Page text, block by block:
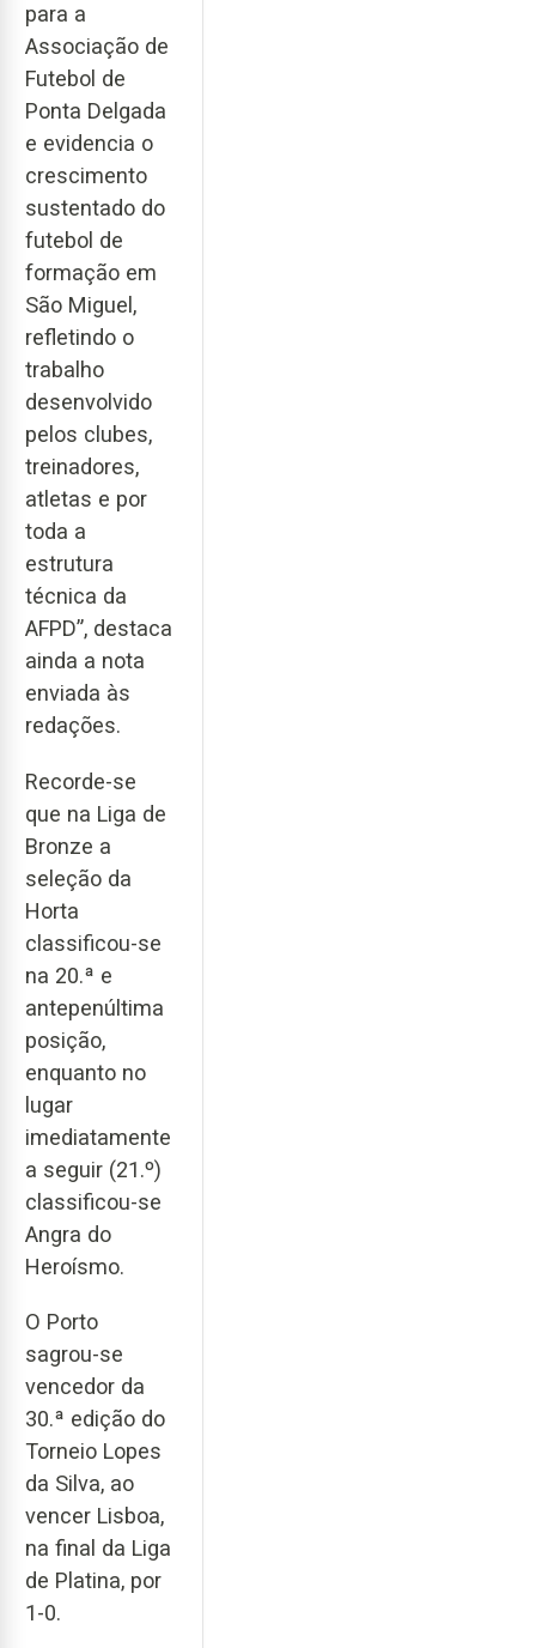
para a
Associação de
Futebol de
Ponta Delgada
e evidencia o
crescimento
sustentado do
futebol de
formação em
São Miguel,
refletindo o
trabalho
desenvolvido
pelos clubes,
treinadores,
atletas e por
toda a
estrutura
técnica da
AFPD”, destaca
ainda a nota
enviada às
redações.
Recorde-se
que na Liga de
Bronze a
seleção da
Horta
classificou-se
na 20.ª e
antepenúltima
posição,
enquanto no
lugar
imediatamente
a seguir (21.º)
classificou-se
Angra do
Heroísmo.
O Porto
sagrou-se
vencedor da
30.ª edição do
Torneio Lopes
da Silva, ao
vencer Lisboa,
na final da Liga
de Platina, por
1-0.